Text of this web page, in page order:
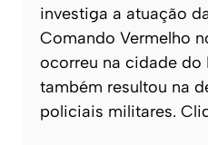
investiga a atuação
Comando Vermelho
ocorreu na cidade do
também resultou na
policiais militares.